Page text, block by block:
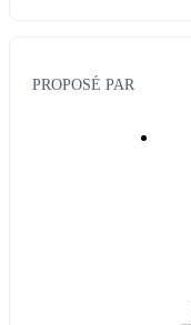
PROPOSÉ PAR